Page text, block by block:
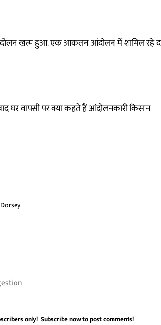
खत्म हुआ, एक आकलन आंदोलन में शामिल रहे
घर वापसी पर क्या कहते हैं आंदोलनकारी किसान
only! Subscribe nowto post comments!